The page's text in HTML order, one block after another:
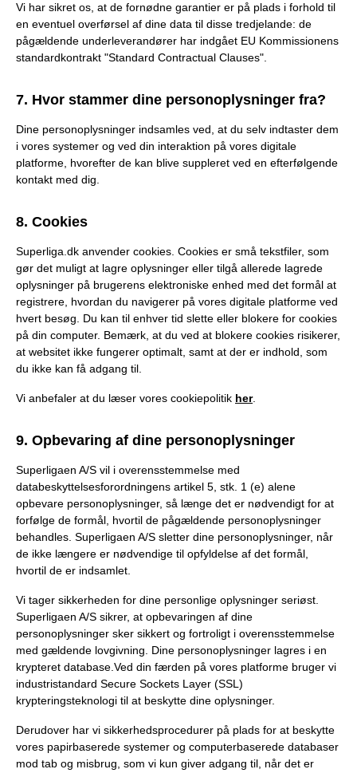
Vi har sikret os, at de fornødne garantier er på plads i forhold til
en eventuel overførsel af dine data til disse tredjelande: de
pågældende underleverandører har indgået EU Kommissionens
standardkontrakt "Standard Contractual Clauses".
7. Hvor stammer dine personoplysninger fra?
Dine personoplysninger indsamles ved, at du selv indtaster dem
i vores systemer og ved din interaktion på vores digitale
platforme, hvorefter de kan blive suppleret ved en efterfølgende
kontakt med dig.
8. Cookies
Superliga.dk anvender cookies. Cookies er små tekstfiler, som
gør det muligt at lagre oplysninger eller tilgå allerede lagrede
oplysninger på brugerens elektroniske enhed med det formål at
registrere, hvordan du navigerer på vores digitale platforme ved
hvert besøg. Du kan til enhver tid slette eller blokere for cookies
på din computer. Bemærk, at du ved at blokere cookies risikerer,
at websitet ikke fungerer optimalt, samt at der er indhold, som
du ikke kan få adgang til.
Vi anbefaler at du læser vores cookiepolitik her.
9. Opbevaring af dine personoplysninger
Superligaen A/S vil i overensstemmelse med
databeskyttelsesforordningens artikel 5, stk. 1 (e) alene
opbevare personoplysninger, så længe det er nødvendigt for at
forfølge de formål, hvortil de pågældende personoplysninger
behandles. Superligaen A/S sletter dine personoplysninger, når
de ikke længere er nødvendige til opfyldelse af det formål,
hvortil de er indsamlet.
Vi tager sikkerheden for dine personlige oplysninger seriøst.
Superligaen A/S sikrer, at opbevaringen af dine
personoplysninger sker sikkert og fortroligt i overensstemmelse
med gældende lovgivning. Dine personoplysninger lagres i en
krypteret database.Ved din færden på vores platforme bruger vi
industristandard Secure Sockets Layer (SSL)
krypteringsteknologi til at beskytte dine oplysninger.
Derudover har vi sikkerhedsprocedurer på plads for at beskytte
vores papirbaserede systemer og computerbaserede databaser
mod tab og misbrug, som vi kun giver adgang til, når det er